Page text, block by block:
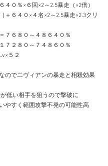
０％×６回×2～2.5暴走（×2倍）
４名×2～2.5暴走×2.3クリ
～４８６４０％
８０～７４８６０％
２
ので二ヴィアンの暴走と相殺効果
低い相手を狙うので撃破に
やすく範囲攻撃不発の可能性高